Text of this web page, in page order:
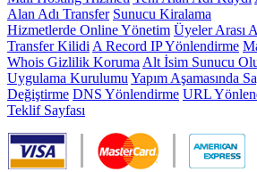
Alan Adı Transfer Sunucu Kiralama
Hizmetlerde Online Yönetim Üyeler Arası
Transfer Kilidi A Record IP Yönlendirme
Whois Gizlilik Koruma Alt İsim Sunucu
Uygulama Kurulumu Yapım Aşamasında
Değiştirme DNS Yönlendirme URL
Teklif Sayfası